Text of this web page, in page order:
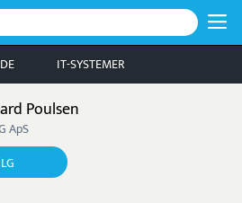
IT-SYSTEMER
Poulsen
ApS